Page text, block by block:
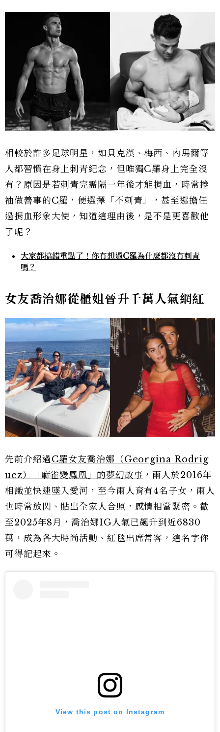
相較於許多足球明星，如貝克漢、梅西、內馬爾等
人都習慣在身上刺青紀念，但唯獨C羅身上完全沒
有？原因是若刺青完需隔一年後才能捐血，時常捲
袖做善事的C羅，便選擇「不刺青」，甚至還擔任
過捐血形象大使，知道這理由後，是不是更喜歡他
了呢？
大家都搞錯重點了！你有想過C羅為什麼都沒有刺青
嗎？
女友喬治娜從櫃姐晉升千萬人氣網紅
先前介紹過C羅女友喬治娜（Georgina Rodrig
uez）「麻雀變鳳凰」的夢幻故事 ，兩人於2016年
相識並快速墜入愛河，至今兩人育有4名子女，兩人
也時常放閃、貼出全家人合照，感情相當緊密。截
至2025年8月，喬治娜IG人氣已飆升到近6830
萬，成為各大時尚活動、紅毯出席常客，這名字你
可得記起來。
View this post on Instagram